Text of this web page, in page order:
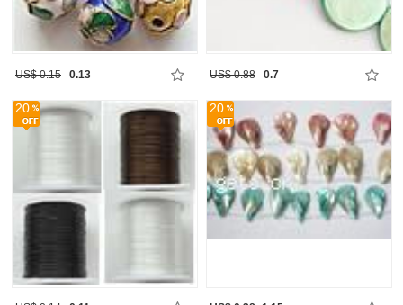
US$ 0.15 0.13 US$ 0.88 0.7
20 20